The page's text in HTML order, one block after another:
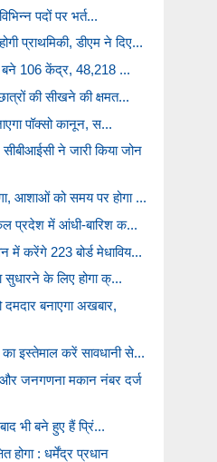
पदों पर भर्त...
प्राथमिकी, डीएम ने दिए...
बने 106 केंद्र, 48,218 ...
की सीखने की क्षमत...
पॉक्सो कानून, स...
ने जारी किया जोन
आशाओं को समय पर होगा ...
प्रदेश में आंधी-बारिश क...
करेंगे 223 बोर्ड मेधाविय...
सुधारने के लिए होगा क्...
बनाएगा अखबार,
इस्तेमाल करें सावधानी से...
जनगणना मकान नंबर दर्ज
भी बने हुए हैं प्रिं...
होगा : धर्मेंद्र प्रधान